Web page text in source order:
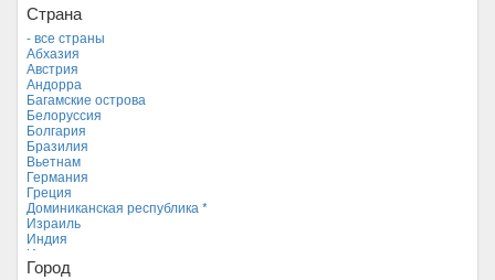
Страна
- все страны
Абхазия
Австрия
Андорра
Багамские острова
Белоруссия
Болгария
Бразилия
Вьетнам
Германия
Греция
Доминиканская республика *
Израиль
Индия
Индонезия
Иордания
Город